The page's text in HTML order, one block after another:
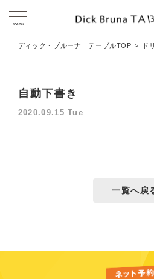
menu
ディック・ブルーナ テーブルTOP ド
自動下書き
2020.09.15 Tue
一覧へ戻